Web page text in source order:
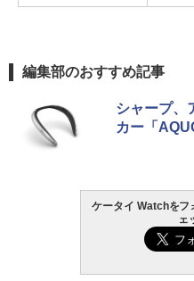
編集部のおすすめ記事
シャープ、
カー「
ケータイ Watchをフ
ェ